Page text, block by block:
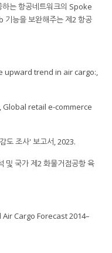
는 항공네트워크의 Spoke
기능을 보완해주는 제2 항공
upward trend in air cargo:,
retail e-commerce
도 조사' 보고서, 2023.
및 국가 제2 화물거점공항 육
Cargo Forecast 2014–